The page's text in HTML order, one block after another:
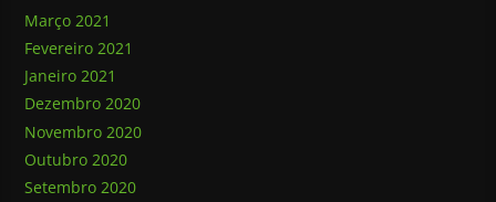
Março 2021
Fevereiro 2021
Janeiro 2021
Dezembro 2020
Novembro 2020
Outubro 2020
Setembro 2020